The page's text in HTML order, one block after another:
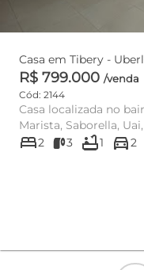
Casa em
R$ 799.000 /venda
Cód: 2144
Casa localizada no
Marista, Saborella, Uai, Pátio Sabiá.
conceit...
bed2 3 bathtub1 directions_car2